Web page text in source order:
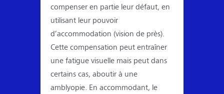
compenser en partie leur défaut, en
utilisant leur pouvoir
d’accommodation (vision de près).
Cette compensation peut entraîner
une fatigue visuelle mais peut dans
certains cas, aboutir à une
amblyopie. En accommodant, le